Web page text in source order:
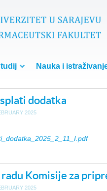
Nauka i
dodatka
2025
Komisije za
2025